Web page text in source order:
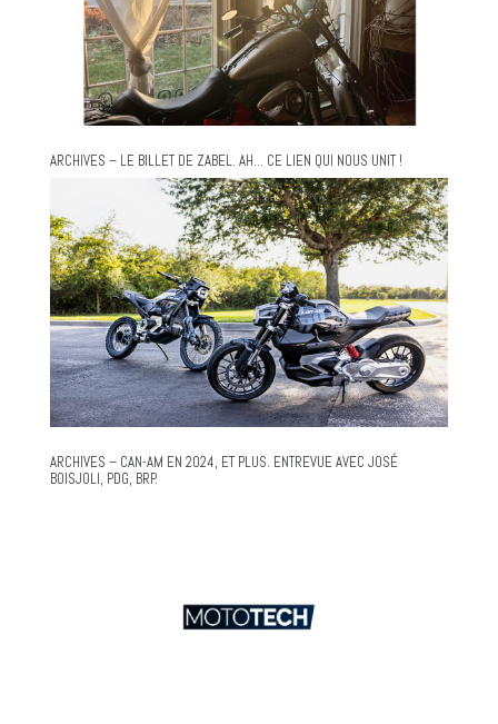
ARCHIVES – LE BILLET DE ZABEL. AH… CE LIEN QUI NOUS UNIT !
ARCHIVES – CAN-AM EN 2024, ET PLUS. ENTREVUE AVEC JOSÉ
BOISJOLI, PDG, BRP.